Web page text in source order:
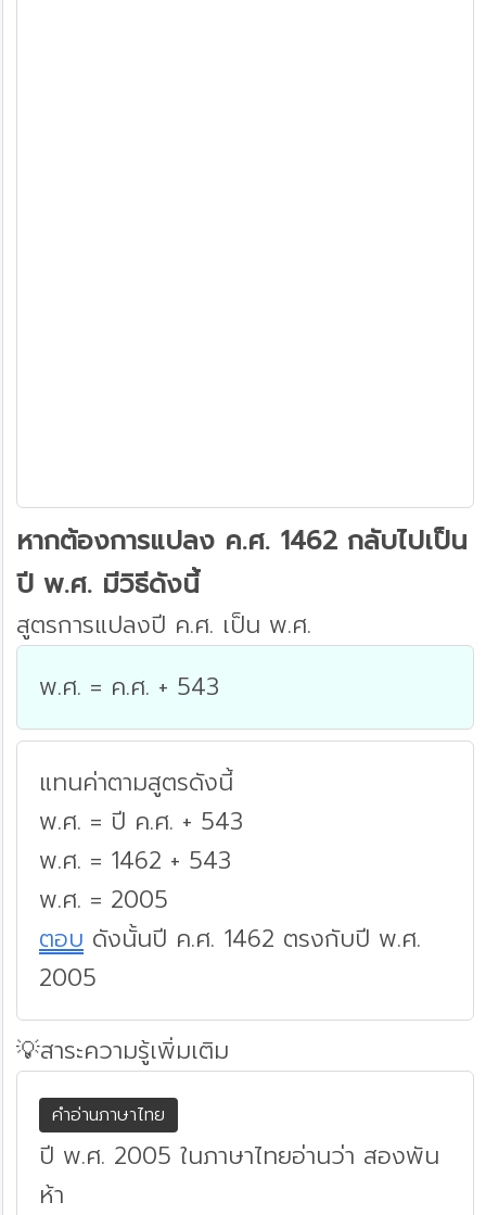
หากต้องการแปลง ค.ศ. 1462 กลับไปเป็น
ปี พ.ศ. มีวิธีดังนี้
สูตรการแปลงปี ค.ศ. เป็น พ.ศ.
พ.ศ. = ค.ศ. + 543
แทนค่าตามสูตรดังนี้
พ.ศ. = ปี ค.ศ. + 543
พ.ศ. = 1462 + 543
พ.ศ. = 2005
ตอบ ดังนั้นปี ค.ศ. 1462 ตรงกับปี พ.ศ.
2005
💡สาระความรู้เพิ่มเติม
คำอ่านภาษาไทย
ปี พ.ศ. 2005 ในภาษาไทยอ่านว่า สองพัน
ห้า